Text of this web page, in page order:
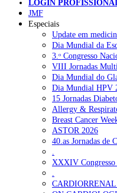
Mas, garante, “
permite melhorar, e muito, a
NOTÍCIAS RECENTES
Quase 11.900 jovens
nutricionista no primeiro
ULS de Coimbra
apoio robótico em
Enfermeiros exigem
privada da ULS do
Ordem dos Médicos
a consultas e cirurgias 7
LOGIN
JMF
Especiais
Update em
Dia Mundial da
3.ᵒ Congresso
VIII Jornadas
Dia Mundial do
Dia Mundial HPV
15 Jornadas
Allergy &
Breast Cancer
ASTOR 2026
40.as Jornadas de
.
XXXIV
.